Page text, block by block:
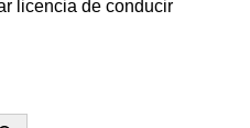
licencia de conducir